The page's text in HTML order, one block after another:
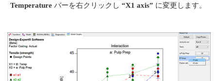
Temperature バーを右クリックし“X1 axis” に変更します。